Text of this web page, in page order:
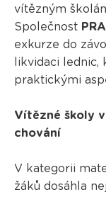
vítězným
Společnost
exkurze do
likvidaci lednic,
praktickými
Vítězné školy
chování
V kategorii
žáků dosáhla